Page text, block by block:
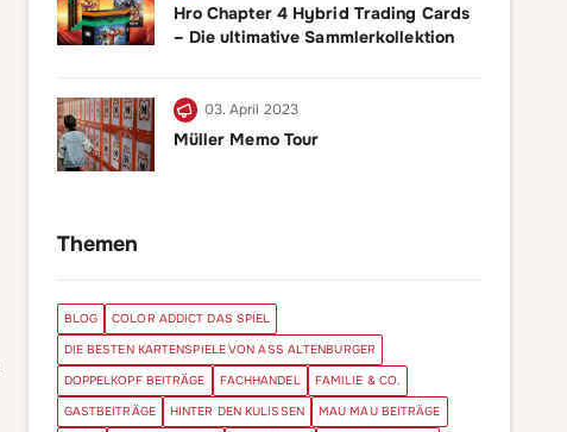
Hro Chapter 4 Hybrid Trading Cards
– Die ultimative Sammlerkollektion
03. April 2023
Müller Memo Tour
Themen
BLOG
COLOR ADDICT DAS SPIEL
DIE BESTEN KARTENSPIELE VON ASS ALTENBURGER
DOPPELKOPF BEITRÄGE
FACHHANDEL
FAMILIE & CO.
GASTBEITRÄGE
HINTER DEN KULISSEN
MAU MAU BEITRÄGE